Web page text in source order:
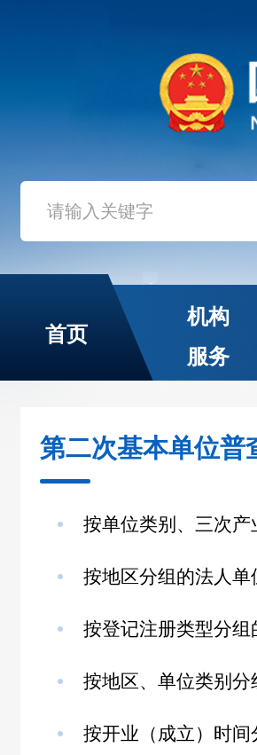
首页
机构
服务
第二次基本单位普
按单位类别、三次
按地区分组的法人
按登记注册类型分
按地区、单位类别
按开业（成立）时